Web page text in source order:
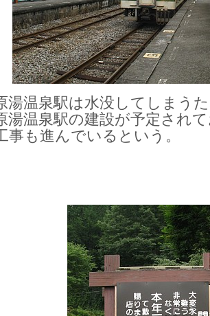
湯温泉駅は水没してしまう
湯温泉駅の建設が予定され
事も進んでいるという。